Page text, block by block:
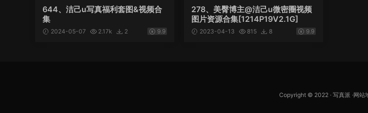
644、洁己u写真福利套图&视频合
集
2024-05-07 2.17k 2 9.9
278、美臀博主@洁己u微密圈视频
图片资源合集[1214P19V2.1G]
2023-04-13 815 8 9.9
Copyright © 2022 · 写真派 ·网站